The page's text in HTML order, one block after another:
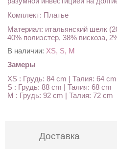
Комплект: Платье
Материал: итальянский шелк
40% полиэстер, 38% вискоза,
В наличии: XS, S, M
Замеры
XS : Грудь: 84 cm | Талия: 64 cm
S : Грудь: 88 cm | Талия: 68 cm
M : Грудь: 92 cm | Талия: 72 cm
Доставка